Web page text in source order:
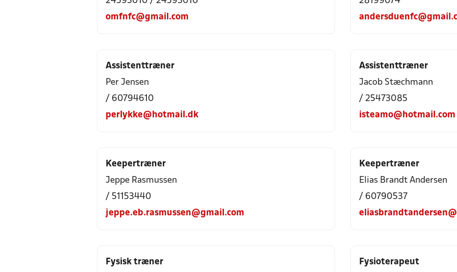
omfnfc@gmail.com
Assistenttræner
Per Jensen
/ 60794610
perlykke@hotmail.dk
Assistenttræner
Jacob Stæchmann
/ 25473085
isteamo@hotmail.com
Keepertræner
Jeppe Rasmussen
/ 51153440
jeppe.eb.rasmussen@gmail.com
Keepertræner
Elias Brandt Andersen
/ 60790537
Fysisk træner
Fysioterapeut